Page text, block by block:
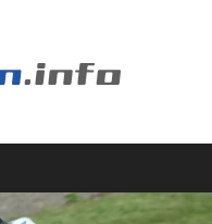
ち
ん